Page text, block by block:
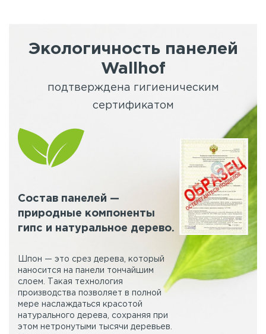
Экологичность панелей
Wallhof
подтверждена гигиеническим
сертификатом
Состав панелей —
природные компоненты
гипс и натуральное дерево.
Шпон — это срез дерева, который
наносится на панели тончайшим
слоем. Такая технология
производства позволяет в полной
мере наслаждаться красотой
натурального дерева, сохраняя при
этом нетронутыми тысячи деревьев.